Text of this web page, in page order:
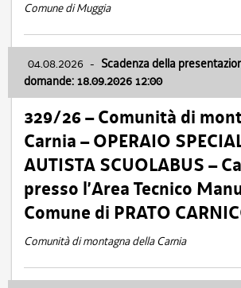
Comune di Muggia
04.08.2026 - Scadenza della
domande: 18.09.2026 12:00
329/26 – Comunità di
Carnia – OPERAIO
AUTISTA SCUOLABUS –
presso l’Area Tecnico
Comune di PRATO
Comunità di montagna della Carnia